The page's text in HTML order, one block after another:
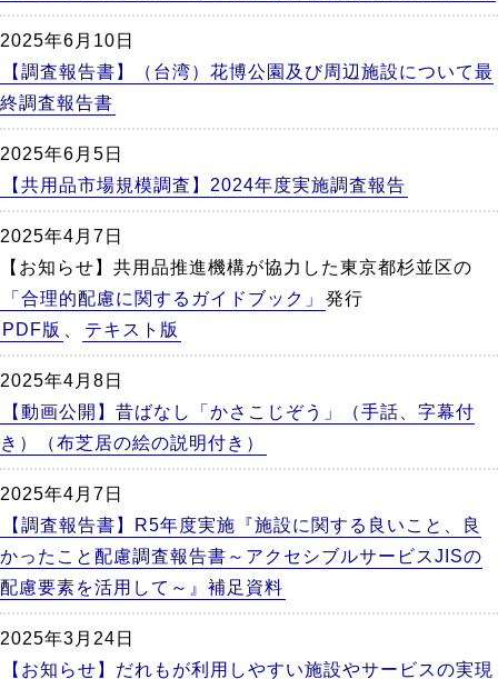
2025年6月10日
【調査報告書】（台湾）花博公園及び周辺施設について最
終調査報告書
2025年6月5日
【共用品市場規模調査】2024年度実施調査報告
2025年4月7日
【お知らせ】共用品推進機構が協力した東京都杉並区の
「合理的配慮に関するガイドブック」
発行
PDF版
テキスト版
2025年4月8日
【動画公開】昔ばなし「かさこじぞう」（手話、字幕付
き）（布芝居の絵の説明付き）
2025年4月7日
【調査報告書】R5年度実施『施設に関する良いこと、良
かったこと配慮調査報告書～アクセシブルサービスJISの
配慮要素を活用して～』補足資料
2025年3月24日
【お知らせ】だれもが利用しやすい施設やサービスの実現